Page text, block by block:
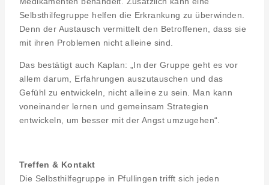
Selbsthilfegruppe helfen die Erkrankung zu überwinden.
Denn der Austausch vermittelt den Betroffenen, dass sie
mit ihren Problemen nicht alleine sind.
Das bestätigt auch Kaplan: „In der Gruppe geht es vor
allem darum, Erfahrungen auszutauschen und das
Gefühl zu entwickeln, nicht alleine zu sein. Man kann
voneinander lernen und gemeinsam Strategien
entwickeln, um besser mit der Angst umzugehen“.
Treffen & Kontakt
Die Selbsthilfegruppe in Pfullingen trifft sich jeden